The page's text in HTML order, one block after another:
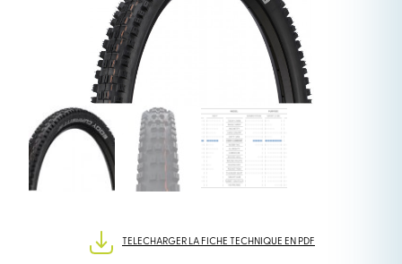
TELECHARGER LA FICHE TECHNIQUE EN PDF